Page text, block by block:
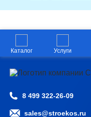
Каталог Услуги
8 499 322-26-09
sales@stroekos.ru